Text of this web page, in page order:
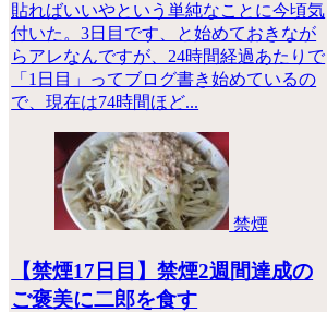
貼ればいいやという単純なことに今頃気
付いた。3日目です、と始めておきなが
らアレなんですが、24時間経過あたりで
「1日目」ってブログ書き始めているの
で、現在は74時間ほど...
禁煙
【禁煙17日目】禁煙2週間達成の
ご褒美に二郎を食す